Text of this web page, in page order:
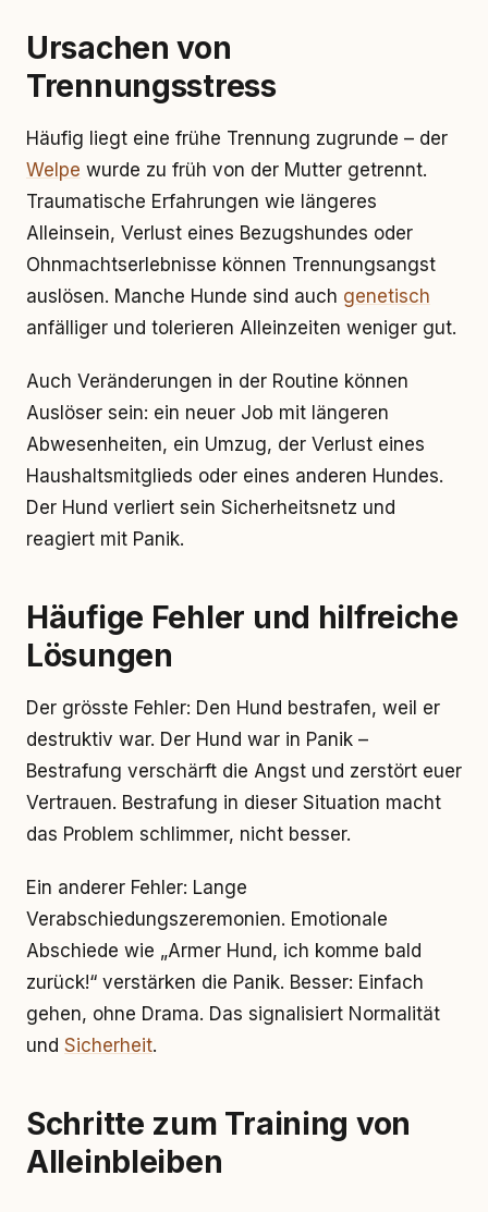
Ursachen von
Trennungsstress
Häufig liegt eine frühe Trennung zugrunde – der
Welpe wurde zu früh von der Mutter getrennt.
Traumatische Erfahrungen wie längeres
Alleinsein, Verlust eines Bezugshundes oder
Ohnmachtserlebnisse können Trennungsangst
auslösen. Manche Hunde sind auch genetisch
anfälliger und tolerieren Alleinzeiten weniger gut.
Auch Veränderungen in der Routine können
Auslöser sein: ein neuer Job mit längeren
Abwesenheiten, ein Umzug, der Verlust eines
Haushaltsmitglieds oder eines anderen Hundes.
Der Hund verliert sein Sicherheitsnetz und
reagiert mit Panik.
Häufige Fehler und hilfreiche
Lösungen
Der grösste Fehler: Den Hund bestrafen, weil er
destruktiv war. Der Hund war in Panik –
Bestrafung verschärft die Angst und zerstört euer
Vertrauen. Bestrafung in dieser Situation macht
das Problem schlimmer, nicht besser.
Ein anderer Fehler: Lange
Verabschiedungszeremonien. Emotionale
Abschiede wie „Armer Hund, ich komme bald
zurück!“ verstärken die Panik. Besser: Einfach
gehen, ohne Drama. Das signalisiert Normalität
und Sicherheit.
Schritte zum Training von
Alleinbleiben